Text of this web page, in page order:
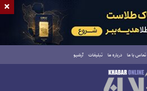
تماس با ما درباره ما تبلیغات آرشیو
×